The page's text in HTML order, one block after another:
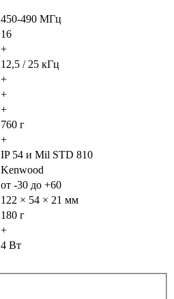
450-490 МГц
16
+
12,5 / 25 кГц
+
+
+
760 г
+
IP 54 и Mil STD 810
Kenwood
от -30 до +60
122 × 54 × 21 мм
180 г
+
4 Вт